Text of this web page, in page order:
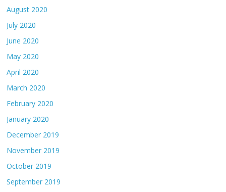
August 2020
July 2020
June 2020
May 2020
April 2020
March 2020
February 2020
January 2020
December 2019
November 2019
October 2019
September 2019